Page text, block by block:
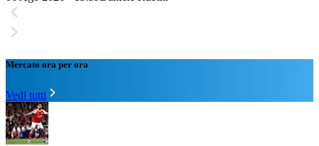
Mercato ora per ora
Vedi tutti